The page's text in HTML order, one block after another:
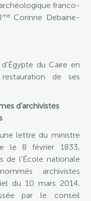
franco-
meCorinne Debaine-
du Caire en
de ses
d’archivistes
lettre du ministre
le 8 février 1833,
de l’École nationale
archivistes
du 10 mars 2014,
par le conseil